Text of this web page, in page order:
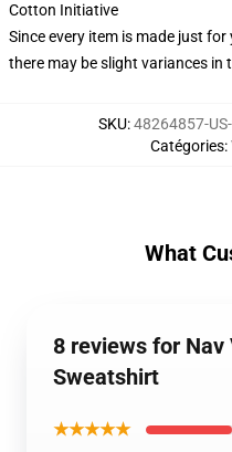
Cotton Initiative
Since every item is made just
there may be slight variances in
SKU:48264857-
Catégories:
What
8 reviews for
Sweatshirt
★★★★★